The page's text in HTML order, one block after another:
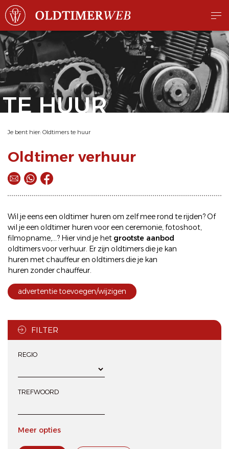
TE HUUR
Je bent hier: Oldtimers te huur
Oldtimer verhuur
Wil je eens een oldtimer huren om zelf mee rond te rijden? Of
wil je een oldtimer huren voor een ceremonie, fotoshoot,
filmopname,...? Hier vind je het grootste aanbod
oldtimers voor verhuur. Er zijn oldtimers die je kan
huren met chauffeur en oldtimers die je kan
huren zonder chauffeur.
advertentie toevoegen/wijzigen
FILTER
REGIO
TREFWOORD
Meer opties